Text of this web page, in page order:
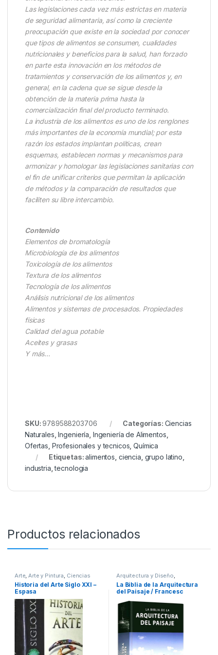
Las legislaciones cada vez más estrictas en materia
de seguridad alimentaria, así como la creciente
preocupación que existe en la sociedad por conocer
que tipos de alimentos se consumen, cualidades
nutricionales y beneficios para la salud, han forzado
en parte esta innovación en los métodos de
tratamientos y conservación de los alimentos y, en
general, en la cadena que se sigue desde la
obtención de la materia prima hasta la
comercialización final del producto terminado.
La industria de los alimentos es uno de los renglones
más importantes de la economía mundial; por esta
razón los estados implantan políticas, crean
esquemas, establecen normas y mecanismos para
armonizar y homologar las legislaciones sanitarias con
el fin de unificar criterios que permitan la aplicación
de métodos y la comparación de resultados que
faciliten su libre intercambio.
Contenido
Elementos de bromatología
Microbiología de los alimentos
Toxicología de los alimentos
Textura de los alimentos
Tecnología de los alimentos
Análisis nutricional de los alimentos
Alimentos y sistemas de procesados. Propiedades
físicas
Calidad del agua potable
Aceites y grasas
Y más…
SKU:9789588203706 Categorías: Ciencias
Naturales ,Ingeniería Ingeniería de Alimentos
Ofertas Profesionales y tecnicos ,Química
Etiquetas:alimentos ciencia grupo latino
industria ,tecnologia
Productos relacionados
Arte Arte y Pintura Ciencias
Sociales ,Dibujo y Escultura
Historia, Historia del Arte ,
Profesionales y tecnicos
Historia del Arte Siglo XXI –
Espasa
Arquitectura y Diseño
Arquitectura y Urbanismo
Afines,Decoración, Decoración
y Muebles,Diseño,Interes
Ofertas
y tecnicos
La Biblia de la Arquitectura
del Paisaje / Francesc
/ Lexus